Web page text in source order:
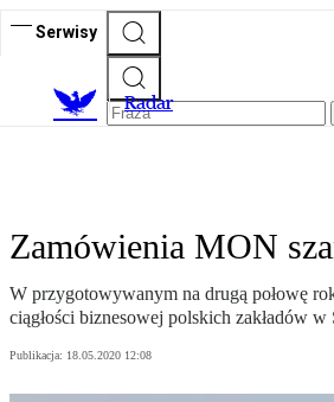
Serwisy
Radar
Zamówienia MON
W przygotowywanym na drugą połowę
ciągłości biznesowej polskich zakładów
Publikacja: 18.05.2020 12:08